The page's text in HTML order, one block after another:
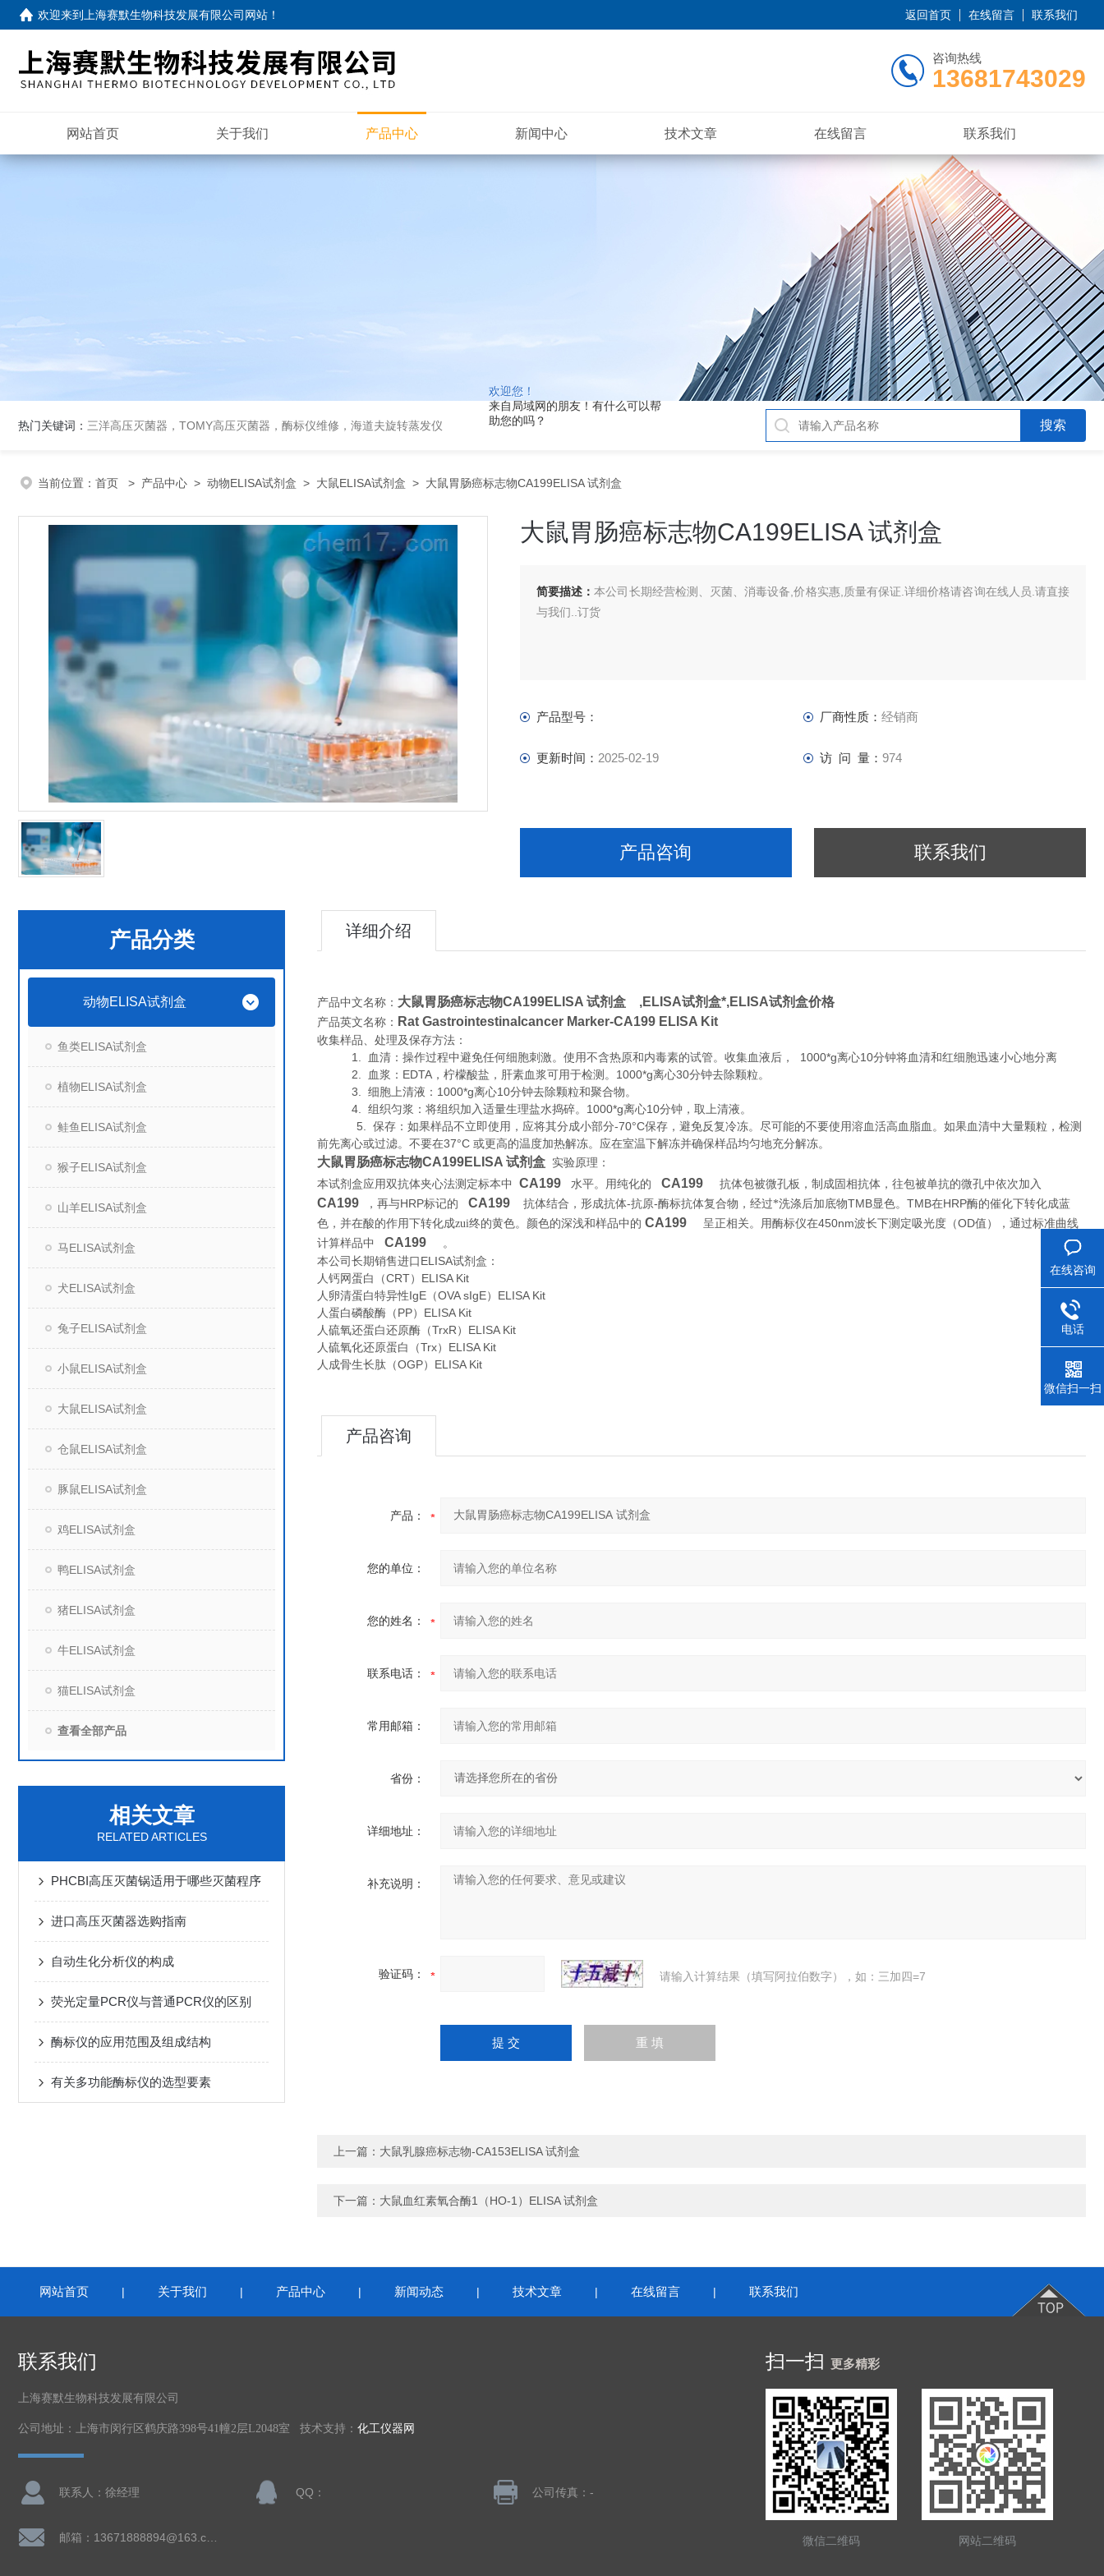
欢迎您！
来自局域网的朋友！有什么可以帮
助您的吗？
欢迎来到 上海赛默生物科技发展有限公司网站 ！ 返回首页 在线留言 联系我们
咨询热线
13681743029
网站首页 关于我们 产品中心 新闻中心 技术文章 在线留言 联系我们
热门关键词： 三洋高压灭菌器，TOMY高压灭菌器，酶标仪维修，海道夫旋转蒸发仪
当前位置： 首页 > 产品中心 > 动物ELISA试剂盒 > 大鼠ELISA试剂盒 > 大鼠胃肠癌标志物CA199ELISA 试剂盒
大鼠胃肠癌标志物CA199ELISA 试剂盒
简要描述：本公司长期经营检测、灭菌、消毒设备,价格实惠,质量有保证.详细价格请咨询在线人员.请直接
与我们..订货
产品型号： 厂商性质： 经销商
更新时间： 2025-02-19 访 问 量： 974
产品咨询 联系我们
产品分类
动物ELISA试剂盒
鱼类ELISA试剂盒
植物ELISA试剂盒
鲑鱼ELISA试剂盒
猴子ELISA试剂盒
山羊ELISA试剂盒
马ELISA试剂盒
犬ELISA试剂盒
兔子ELISA试剂盒
小鼠ELISA试剂盒
大鼠ELISA试剂盒
仓鼠ELISA试剂盒
豚鼠ELISA试剂盒
鸡ELISA试剂盒
鸭ELISA试剂盒
猪ELISA试剂盒
牛ELISA试剂盒
猫ELISA试剂盒
查看全部产品
相关文章
RELATED ARTICLES
PHCBI高压灭菌锅适用于哪些灭菌程序
进口高压灭菌器选购指南
自动生化分析仪的构成
荧光定量PCR仪与普通PCR仪的区别
酶标仪的应用范围及组成结构
有关多功能酶标仪的选型要素
详细介绍
产品中文名称： 大鼠胃肠癌标志物CA199ELISA 试剂盒 ,ELISA试剂盒*,ELISA试剂盒价格
产品英文名称： Rat Gastrointestinalcancer Marker-CA199 ELISA Kit
收集样品、处理及保存方法：
1. 血清：操作过程中避免任何细胞刺激。使用不含热原和内毒素的试管。收集血液后， 1000*g离心10分钟将血清和红细胞迅速小心地分离
2. 血浆：EDTA，柠檬酸盐，肝素血浆可用于检测。1000*g离心30分钟去除颗粒。
3. 细胞上清液：1000*g离心10分钟去除颗粒和聚合物。
4. 组织匀浆：将组织加入适量生理盐水捣碎。1000*g离心10分钟，取上清液。
5. 保存：如果样品不立即使用，应将其分成小部分-70°C保存，避免反复冷冻。尽可能的不要使用溶血活高血脂血。如果血清中大量颗粒，检测
前先离心或过滤。不要在37°C 或更高的温度加热解冻。应在室温下解冻并确保样品均匀地充分解冻。
大鼠胃肠癌标志物CA199ELISA 试剂盒 实验原理 ：
本试剂盒应用双抗体夹心法测定标本中
CA199 水平。用纯化的 CA199 抗体包被微孔板，制成固相抗体，往包被单抗的微孔中依次加入
CA199 ，再与HRP标记的 CA199 抗体结合，形成抗体-抗原-酶标抗体复合物，经过*洗涤后加底物TMB显色。 TMB在HRP酶的催化下转化成蓝
色，并在酸的作用下转化成zui终的黄色。颜色的深浅和样品中的 CA199 呈正相关。用酶标仪在450nm波长下测定吸光度（OD值），通过标准曲线
计算样品中
CA199
。
本公司长期销售进口ELISA试剂盒：
人钙网蛋白（CRT）ELISA Kit
人卵清蛋白特异性IgE（OVA sIgE）ELISA Kit
人蛋白磷酸酶（PP）ELISA Kit
人硫氧还蛋白还原酶（TrxR）ELISA Kit
人硫氧化还原蛋白（Trx）ELISA Kit
人成骨生长肽（OGP）ELISA Kit
产品咨询
产品：
您的单位：
您的姓名：
联系电话：
常用邮箱：
省份：
详细地址：
补充说明：
验证码： 请输入计算结果（填写阿拉伯数字），如：三加四=7
上一篇： 大鼠乳腺癌标志物-CA153ELISA 试剂盒
下一篇： 大鼠血红素氧合酶1（HO-1）ELISA 试剂盒
网站首页 | 关于我们 | 产品中心 | 新闻动态 | 技术文章 | 在线留言 | 联系我们
联系我们
上海赛默生物科技发展有限公司
公司地址：上海市闵行区鹤庆路398号41幢2层L2048室 技术支持： 化工仪器网
联系人：徐经理 QQ： 公司传真：-
扫一扫 更多精彩
微信二维码 网站二维码
在线咨询
电话
微信扫一扫